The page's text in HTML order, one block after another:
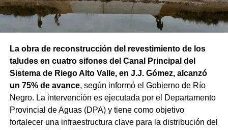
La obra de reconstrucción del revestimiento de los
taludes en cuatro sifones del Canal Principal del
Sistema de Riego Alto Valle, en J.J. Gómez, alcanzó
un 75% de avance, según informó el Gobierno de Río
Negro. La intervención es ejecutada por el Departamento
Provincial de Aguas (DPA) y tiene como objetivo
fortalecer una infraestructura clave para la distribución del